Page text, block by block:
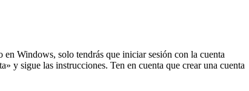
Windows, solo tendrás que iniciar sesión con la cuenta
y sigue las instrucciones. Ten en cuenta que crear una cuenta